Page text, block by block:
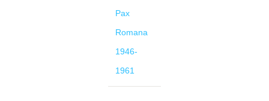
Pax
Romana
1946-
1961